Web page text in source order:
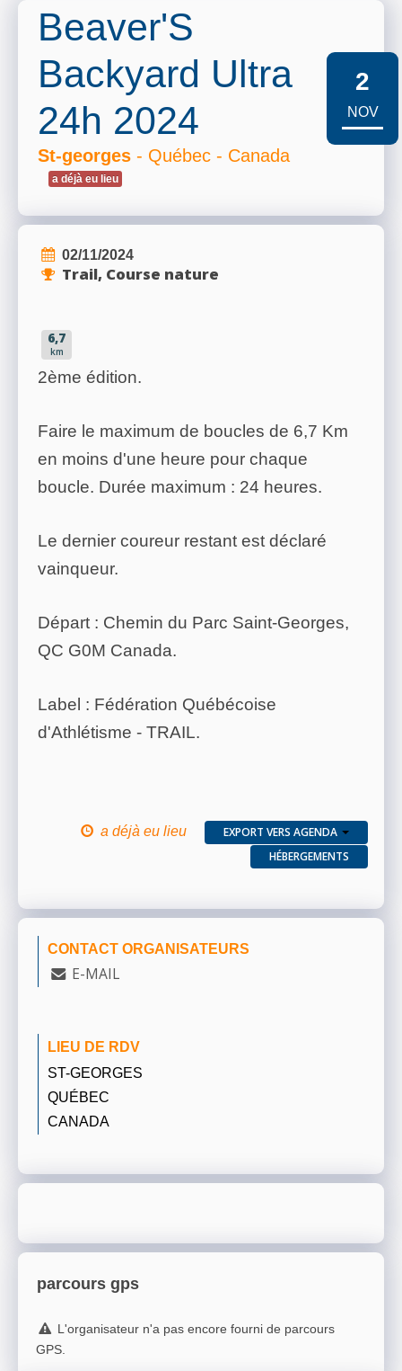
Beaver'S
Backyard Ultra
24h 2024
St-georges - Québec - Canada
a déjà eu lieu
2
NOV
02/11/2024
Trail, Course nature
6,7
km
2ème édition.
Faire le maximum de boucles de 6,7 Km
en moins d'une heure pour chaque
boucle. Durée maximum : 24 heures.
Le dernier coureur restant est déclaré
vainqueur.
Départ : Chemin du Parc Saint-Georges,
QC G0M Canada.
Label : Fédération Québécoise
d'Athlétisme - TRAIL.
a déjà eu lieu
EXPORT VERS AGENDA
HÉBERGEMENTS
CONTACT ORGANISATEURS
E-MAIL
LIEU DE RDV
ST-GEORGES
QUÉBEC
CANADA
parcours gps
L'organisateur n'a pas encore fourni de parcours
GPS.